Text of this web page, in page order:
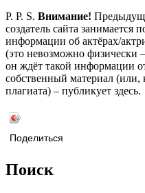
P. P. S. Внимание!
создатель сайта занимается
информации об актёрах/
(это невозможно физически
он ждёт такой информации
собственный материал (или,
плагиата) – публикует здесь.
Поделиться
Поиск